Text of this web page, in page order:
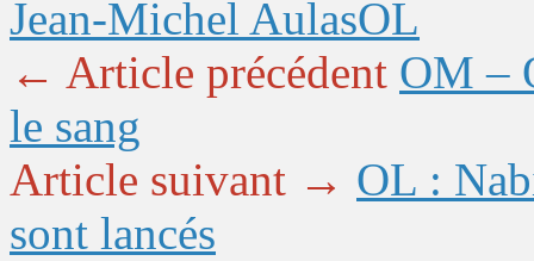
Jean-Michel AulasOL
← Article précédent OM –
le sang
Article suivant → OL :
sont lancés